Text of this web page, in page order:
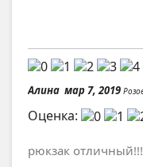
Алина мар 7, 2019
Оценка:
рюкзак отличный!!!